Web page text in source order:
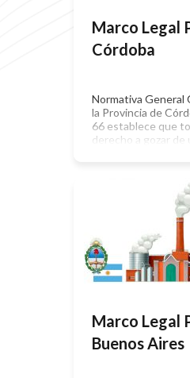
Marco Legal
Córdoba
Normativa General
la Provincia de
66 establece que
derecho a gozar de
libre de factores
salud, a la
recursos naturales
Marco Legal
Buenos Aires